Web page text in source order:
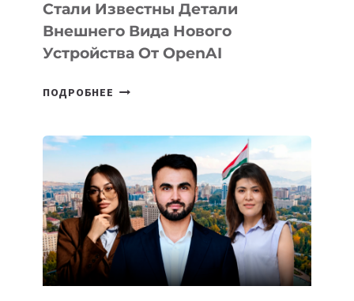
Стали Известны Детали
Внешнего Вида Нового
Устройства От OpenAI
ПОДРОБНЕЕ СТАЛИ
ВНЕШНЕГО
ВИДА
НОВОГО
УСТРОЙСТВА
ОТ
OPENAI